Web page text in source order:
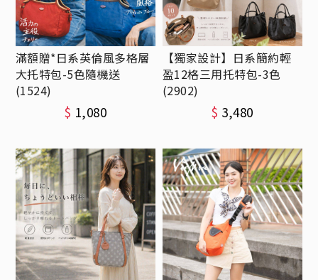
滿額贈*日系英倫風多格層
大托特包-5色隨機送
(1524)
$ 1,080
【獨家設計】日系簡約輕
盈12格三用托特包-3色
(2902)
$ 3,480